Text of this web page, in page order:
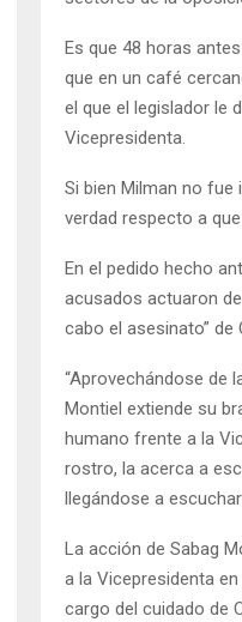
Es que 48 horas
que en un café
el que el legislador le
Vicepresidenta.
Si bien Milman no
verdad respecto a
En el pedido hecho
acusados actuaron
cabo el asesinato” de
“Aprovechándose de
Montiel extiende su
humano frente a la
rostro, la acerca a
llegándose a
La acción de Sabag
a la Vicepresidenta
cargo del cuidado de